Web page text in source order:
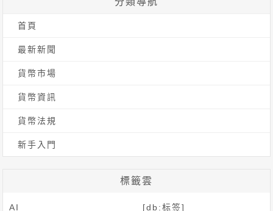
字:
首頁
最新新聞
貨幣市場
貨幣資訊
貨幣法規
新手入門
標籤雲
AI [db:标签]